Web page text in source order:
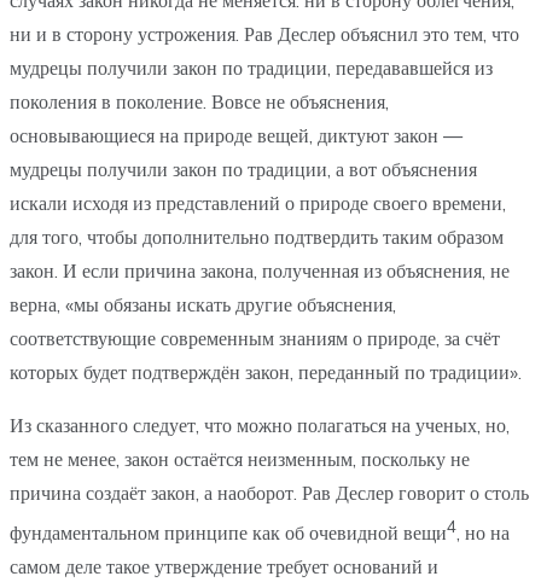
ни и в сторону устрожения. Рав Деслер объяснил это тем, что
мудрецы получили закон по традиции, передававшейся из
поколения в поколение. Вовсе не объяснения,
основывающиеся на природе вещей, диктуют закон —
мудрецы получили закон по традиции, а вот объяснения
искали исходя из представлений о природе своего времени,
для того, чтобы дополнительно подтвердить таким образом
закон. И если причина закона, полученная из объяснения, не
верна, «мы обязаны искать другие объяснения,
соответствующие современным знаниям о природе, за счёт
которых будет подтверждён закон, переданный по традиции».
Из сказанного следует, что можно полагаться на ученых, но,
тем не менее, закон остаётся неизменным, поскольку не
причина создаёт закон, а наоборот. Рав Деслер говорит о столь
фундаментальном принципе как об очевидной вещи4, но на
самом деле такое утверждение требует оснований и